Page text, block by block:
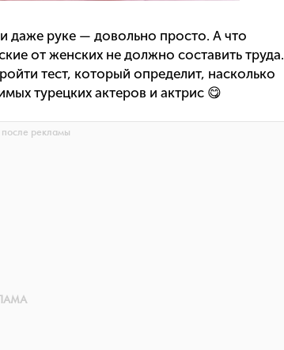
даже руке — довольно просто. А что
от женских не должно составить труда.
тест, который определит, насколько
турецких актеров и актрис 😋